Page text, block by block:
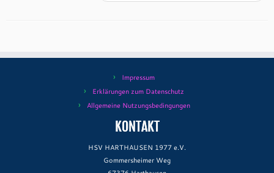
Impressum
Erklärungen zum Datenschutz
Allgemeine Nutzungsbedingungen
KONTAKT
HSV HARTHAUSEN 1977 e.V.
Gommersheimer Weg